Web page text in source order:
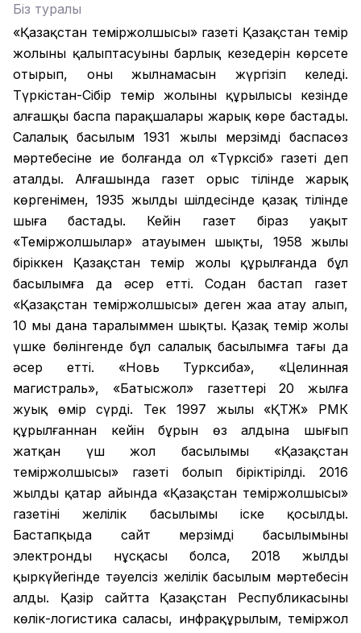
Біз туралы
«Қазақстан теміржолшысы» газеті Қазақстан темір
жолының қалыптасуының барлық кезеңдерін көрсете
отырып, оның жылнамасын жүргізіп келеді.
Түркістан-Сібір темір жолының құрылысы кезінде
алғашқы баспа парақшалары жарық көре бастады.
Салалық басылым 1931 жылы мерзімді баспасөз
мәртебесіне ие болғанда ол «Түрксіб» газеті деп
аталды. Алғашында газет орыс тілінде жарық
көргенімен, 1935 жылдың шілдесінде қазақ тілінде
шыға бастады. Кейін газет біраз уақыт
«Теміржолшылар» атауымен шықты, 1958 жылы
біріккен Қазақстан темір жолы құрылғанда бұл
басылымға да әсер етті. Содан бастап газет
«Қазақстан теміржолшысы» деген жаңа атау алып,
10 мың дана таралыммен шықты. Қазақ темір жолы
үшке бөлінгенде бұл салалық басылымға тағы да
әсер етті. «Новь Турксиба», «Целинная
магистраль», «Батысжол» газеттері 20 жылға
жуық өмір сүрді. Тек 1997 жылы «ҚТЖ» РМК
құрылғаннан кейін бұрын өз алдына шығып
жатқан үш жол басылымы «Қазақстан
теміржолшысы» газеті болып біріктірілді. 2016
жылдың қаңтар айында «Қазақстан теміржолшысы»
газетінің желілік басылымы іске қосылды.
Бастапқыда сайт мерзімді басылымының
электронды нұсқасы болса, 2018 жылдың
қыркүйегінде тәуелсіз желілік басылым мәртебесін
алды. Қазір сайтта Қазақстан Республикасының
көлік-логистика саласы, инфрақұрылым, теміржол